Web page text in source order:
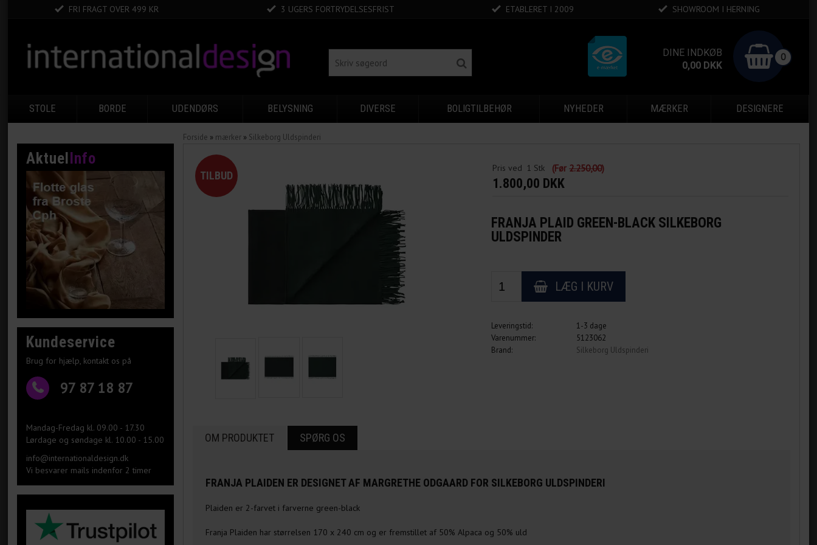
FRI FRAGT OVER 499 KR 3 UGERS FORTRYDELSESFRIST ETABLERET I 2009 SHOWROOM I HERNING
DINE INDKØB 0
0,00 DKK
STOLE BORDE UDENDØRS BELYSNING DIVERSE BOLIGTILBEHØR NYHEDER MÆRKER DESIGNERE
Aktuel Info
Kundeservice
Brug for hjælp, kontakt os på
97 87 18 87
Mandag-Fredag kl. 09.00 - 17.30
Lørdage og søndage kl. 10.00 - 15.00
info@internationaldesign.dk
Vi besvarer mails indenfor 2 timer
Forside » mærker» Silkeborg Uldspinderi
Pris ved 1 Stk (Før2.250,00)
1.800,00 DKK
FRANJA PLAID GREEN-BLACK SILKEBORG
ULDSPINDER
1-3 dage
Leveringstid:
5123062
Varenummer:
Silkeborg Uldspinderi
Brand:
OM PRODUKTET SPØRG OS
FRANJA PLAIDEN ER DESIGNET AF MARGRETHE ODGAARD FOR SILKEBORG ULDSPINDERI
Plaiden er 2-farvet i farverne green-black
Franja Plaiden har størrelsen 170 x 240 cm og er fremstillet af 50% Alpaca og 50% uld